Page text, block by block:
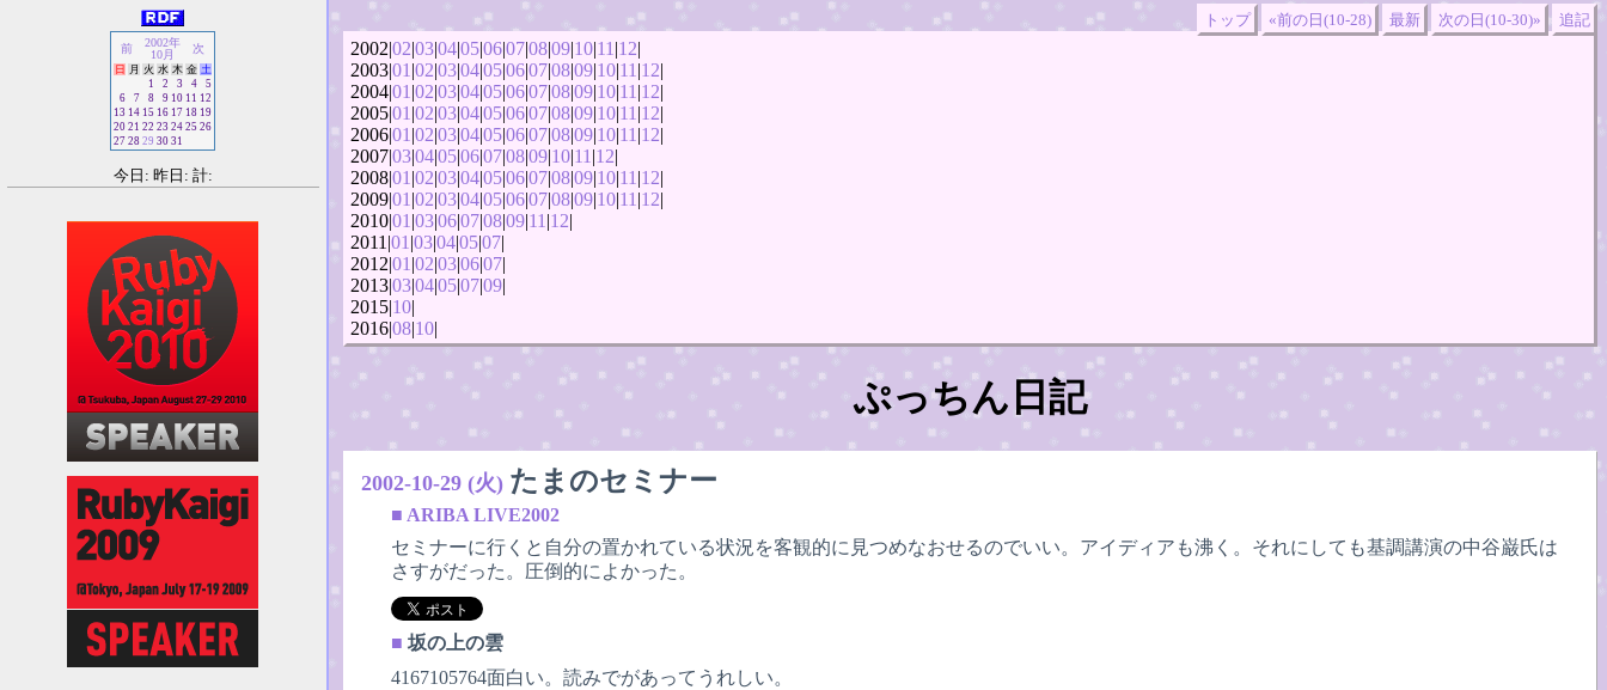
トップ «前の日(10-28) 最新 次の日(10-30)» 追記
2002|02|03|04|05|06|07|08|09|10|11 |12|
2003|01 |02|03|04|05|06|07|08|09|10|11 |12|
2004|01 |02|03|04|05|06|07|08|09|10|11 |12|
2005|01 |02|03|04|05|06|07|08|09|10|11 |12|
2006|01 |02|03|04|05|06|07|08|09|10|11 |12|
2007|03|04|05|06|07|08|09|10|11 |12|
2008|01 |02|03|04|05|06|07|08|09|10|11 |12|
2009|01 |02|03|04|05|06|07|08|09|10|11 |12|
2010|01 |03|06|07|08|09|11 |12|
2011|01 |03|04|05|07|
2012|01 |02|03|06|07|
2013|03|04|05|07|09|
2015|10|
2016|08|10|
ぷっちん日記
2002-10-29 (火) たまのセミナー
■ ARIBA LIVE2002
セミナーに行くと自分の置かれている状況を客観的に見つめなおせるのでいい。アイディアも沸く。それにしても基調講演の中谷巌氏は
さすがだった。圧倒的によかった。
■ 坂の上の雲
4167105764面白い。読みでがあってうれしい。
前
2002年
10月
次
日 月 火 水 木 金 土
1
2 3 4
5
6
7 8 9 10 11 12
13 14 15 16 17 18 19
20 21 22 23 24 25 26
27 28 29 30 31
今日: 昨日: 計: